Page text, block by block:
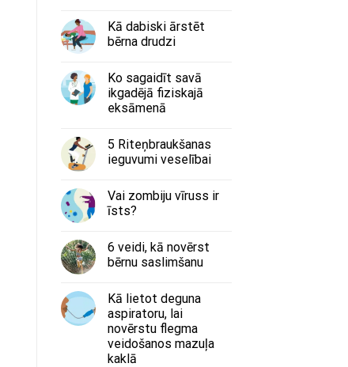
Kā dabiski ārstēt
bērna drudzi
Ko sagaidīt savā
ikgadējā fiziskajā
eksāmenā
5 Riteņbraukšanas
ieguvumi veselībai
Vai zombiju vīruss ir
īsts?
6 veidi, kā novērst
bērnu saslimšanu
Kā lietot deguna
aspiratoru, lai
novērstu flegma
veidošanos mazuļa
kaklā